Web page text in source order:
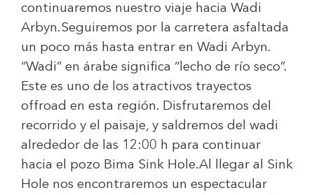
continuaremos nuestro viaje hacia Wadi
Arbyn.Seguiremos por la carretera asfaltada
un poco más hasta entrar en Wadi Arbyn.
“Wadi” en árabe significa “lecho de río seco”.
Este es uno de los atractivos trayectos
offroad en esta región. Disfrutaremos del
recorrido y el paisaje, y saldremos del wadi
alrededor de las 12:00 h para continuar
hacia el pozo Bima Sink Hole.Al llegar al Sink
Hole nos encontraremos un espectacular